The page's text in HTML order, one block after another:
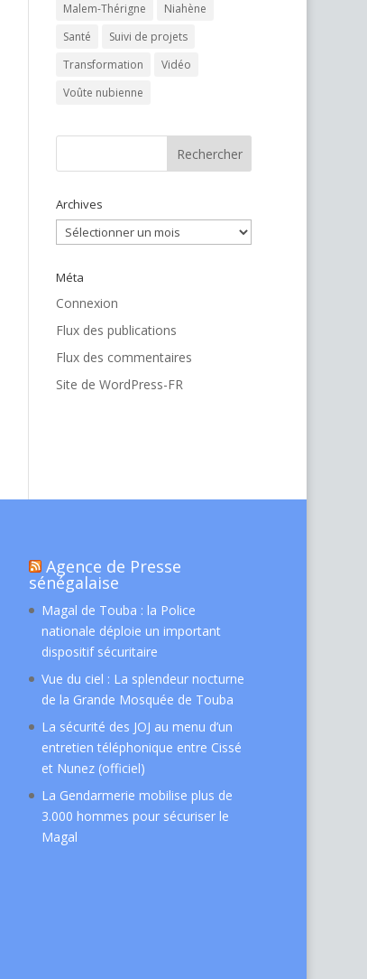
Malem-Thérigne
Niahène
Santé
Suivi de projets
Transformation
Vidéo
Voûte nubienne
Archives
Archives
Méta
Connexion
Flux des publications
Flux des commentaires
Site de WordPress-FR
Agence de Presse
sénégalaise
Magal de Touba : la Police
nationale déploie un important
dispositif sécuritaire
Vue du ciel : La splendeur nocturne
de la Grande Mosquée de Touba
La sécurité des JOJ au menu d’un
entretien téléphonique entre Cissé
et Nunez (officiel)
La Gendarmerie mobilise plus de
3.000 hommes pour sécuriser le
Magal